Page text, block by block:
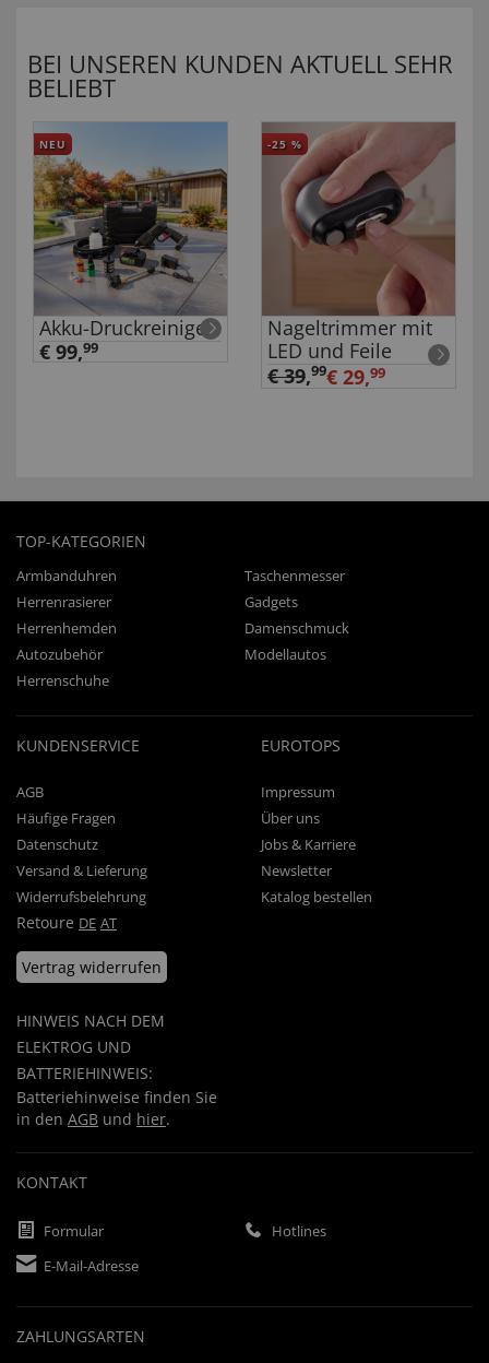
BEI UNSEREN KUNDEN AKTUELL SEHR
BELIEBT
NEU
Akku-Druckreiniger
€ 99,99
-25 %
Nageltrimmer mit
LED und Feile
€ 39,99€ 29,99
TOP-KATEGORIEN
Armbanduhren
Taschenmesser
Herrenrasierer
Gadgets
Herrenhemden
Damenschmuck
Autozubehör
Modellautos
Herrenschuhe
KUNDENSERVICE
AGB
Häufige Fragen
Datenschutz
Versand & Lieferung
Widerrufsbelehrung
Retoure DE AT
Vertrag widerrufen
HINWEIS NACH DEM
ELEKTROG UND
BATTERIEHINWEIS:
Batteriehinweise finden Sie
in den AGB und hier.
EUROTOPS
Impressum
Über uns
Jobs & Karriere
Newsletter
Katalog bestellen
KONTAKT
Formular
Hotlines
E-Mail-Adresse
ZAHLUNGSARTEN